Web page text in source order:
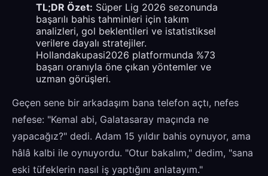
TL;DR Özet: Süper Lig 2026 sezonunda
başarılı bahis tahminleri için takım
analizleri, gol beklentileri ve istatistiksel
verilere dayalı stratejiler.
Hollandakupasi2026 platformunda %73
başarı oranıyla öne çıkan yöntemler ve
uzman görüşleri.
Geçen sene bir arkadaşım bana telefon açtı, nefes
nefese: "Kemal abi, Galatasaray maçında ne
yapacağız?" dedi. Adam 15 yıldır bahis oynuyor, ama
hâlâ kalbi ile oynuyordu. "Otur bakalım," dedim, "sana
eski tüfeklerin nasıl iş yaptığını anlatayım."